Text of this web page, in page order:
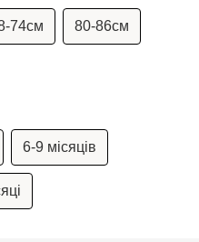
74см 80-86см
6-9 місяців